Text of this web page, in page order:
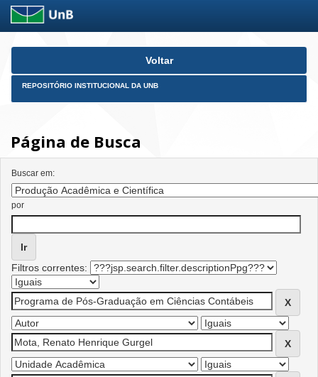
Skip
Voltar
REPOSITÓRIO INSTITUCIONAL DA UNB
Página de Busca
Buscar em:
por
Filtros correntes: